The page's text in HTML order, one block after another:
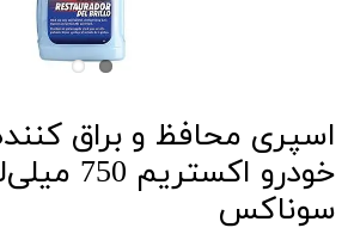
اسپری محافظ و براق
خودرو
سوناکس